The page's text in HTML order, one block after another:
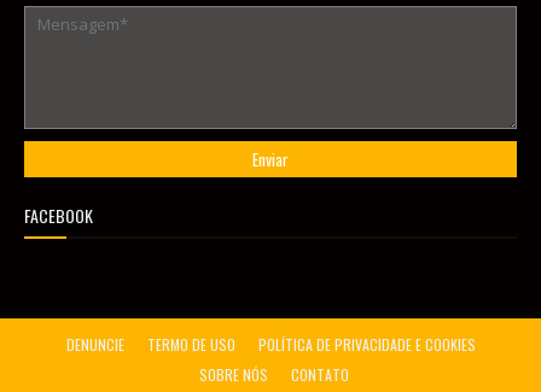
FACEBOOK
DENUNCIE TERMO DE USO
POLÍTICA DE PRIVACIDADE E COOKIES
SOBRE NÓS
CONTATO